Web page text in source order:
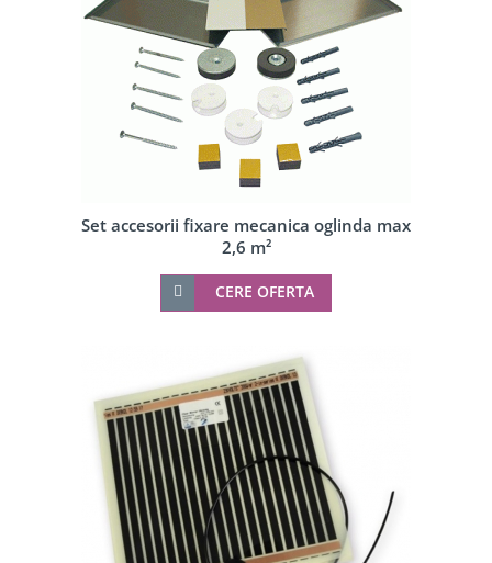
Set accesorii fixare mecanica oglinda max
2,6 m²
CERE OFERTA